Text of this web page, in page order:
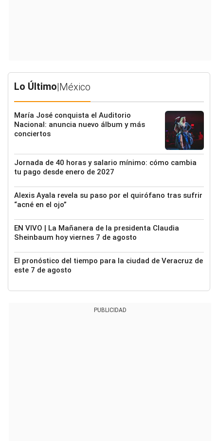
Lo Último|México
María José conquista el Auditorio
Nacional: anuncia nuevo álbum y más
conciertos
Jornada de 40 horas y salario mínimo: cómo cambia
tu pago desde enero de 2027
Alexis Ayala revela su paso por el quirófano tras sufrir
“acné en el ojo”
EN VIVO | La Mañanera de la presidenta Claudia
Sheinbaum hoy viernes 7 de agosto
El pronóstico del tiempo para la ciudad de Veracruz de
este 7 de agosto
PUBLICIDAD